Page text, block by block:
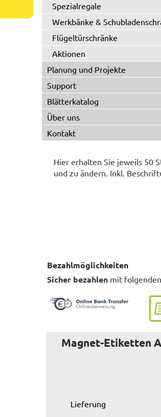
Spezialregale
Werkbänke &
Flügeltürschränke
Aktionen
Planung und Projekte
Support
Blätterkatalog
Über uns
Kontakt
Hier erhalten Sie jeweils 50
und zu ändern. Inkl.
Bezahlmöglichkeiten
Sicher bezahlen mit folgenden
Magnet-Etiketten
Lieferung